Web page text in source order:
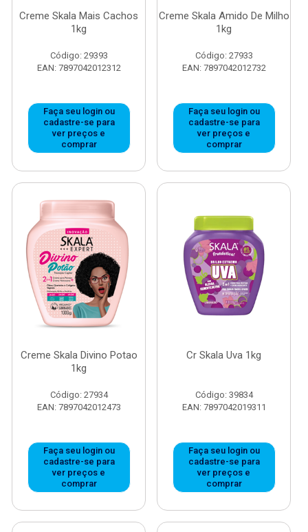
Creme Skala Mais Cachos
1kg
Código: 29393
EAN: 7897042012312
Faça seu login ou
cadastre-se para
ver preços e
comprar
Creme Skala Amido De Milho
1kg
Código: 27933
EAN: 7897042012732
Faça seu login ou
cadastre-se para
ver preços e
comprar
Creme Skala Divino Potao
1kg
Código: 27934
EAN: 7897042012473
Faça seu login ou
cadastre-se para
ver preços e
comprar
Cr Skala Uva 1kg
Código: 39834
EAN: 7897042019311
Faça seu login ou
cadastre-se para
ver preços e
comprar